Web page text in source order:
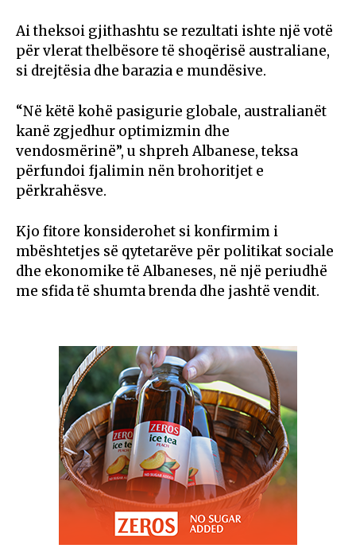
Ai theksoi gjithashtu se rezultati ishte një votë
për vlerat thelbësore të shoqërisë australiane,
si drejtësia dhe barazia e mundësive.
“Në këtë kohë pasigurie globale, australianët
kanë zgjedhur optimizmin dhe
vendosmërinë”, u shpreh Albanese, teksa
përfundoi fjalimin nën brohoritjet e
përkrahësve.
Kjo fitore konsiderohet si konfirmim i
mbështetjes së qytetarëve për politikat sociale
dhe ekonomike të Albaneses, në një periudhë
me sfida të shumta brenda dhe jashtë vendit.